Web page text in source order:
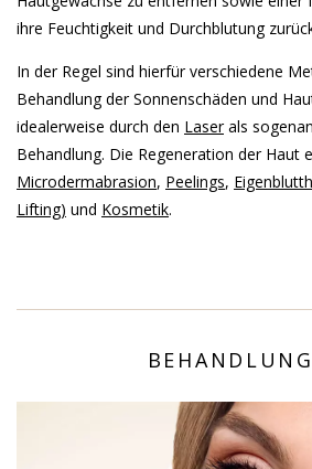
ihre Feuchtigkeit und Durchblutung
In der Regel sind hierfür verschiedene
Behandlung der Sonnenschäden und
idealerweise durch den Laserals
Behandlung. Die Regeneration der Haut
Microdermabrasion, Peelings,
Lifting) und Kosmetik.